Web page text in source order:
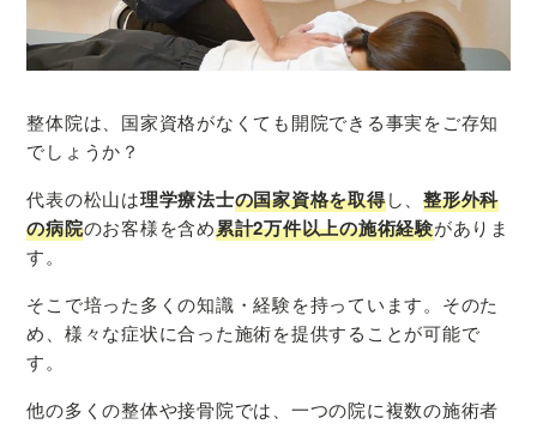
整体院は、国家資格がなくても開院できる事実をご存知
でしょうか？
代表の松山は理学療法士の国家資格を取得し、整形外科
の病院のお客様を含め累計2万件以上の施術経験がありま
す。
そこで培った多くの知識・経験を持っています。そのた
め、様々な症状に合った施術を提供することが可能で
す。
他の多くの整体や接骨院では、一つの院に複数の施術者